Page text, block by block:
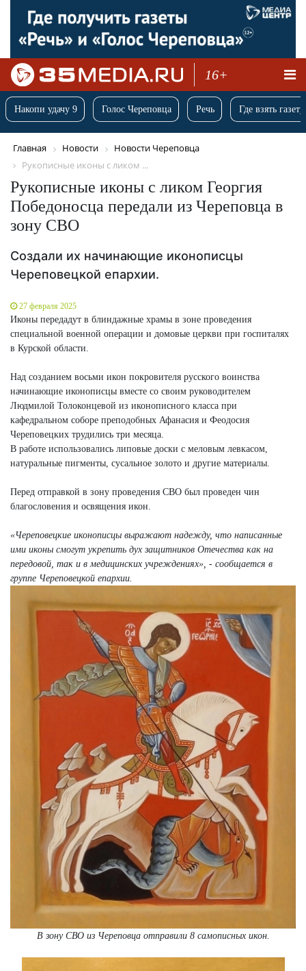
16+
Накопи удачу 9 Голос Череповца Речь Где взять
Главная Новости
Новости Череповца
Рукописные иконы с ликом ...
Рукописные иконы с ликом Георгия
Победоносца передали из Череповца в
зону СВО
Создали их начинающие иконописцы
Череповецкой епархии.
27 февраля 2025
Иконы передадут в блиндажные храмы в зоне проведения
специальной военной операции и домовые церкви при госпиталях
в Курской области.
Над созданием восьми икон покровителя русского воинства
начинающие иконописцы вместе со своим руководителем
Людмилой Толоконцевой из иконописного класса при
кафедральном соборе преподобных Афанасия и Феодосия
Череповецких трудились три месяца.
В работе использовались липовые доски с меловым левкасом,
натуральные пигменты, сусальное золото и другие материалы.
Перед отправкой в зону проведения СВО был проведен чин
благословения и освящения икон.
«Череповецкие иконописцы выражают надежду, что написанные
ими иконы смогут укрепить дух защитников Отечества как на
передовой, так и в медицинских учреждениях», - сообщается в
группе Череповецкой епархии.
В зону СВО из Череповца отправили 8 самописных икон.